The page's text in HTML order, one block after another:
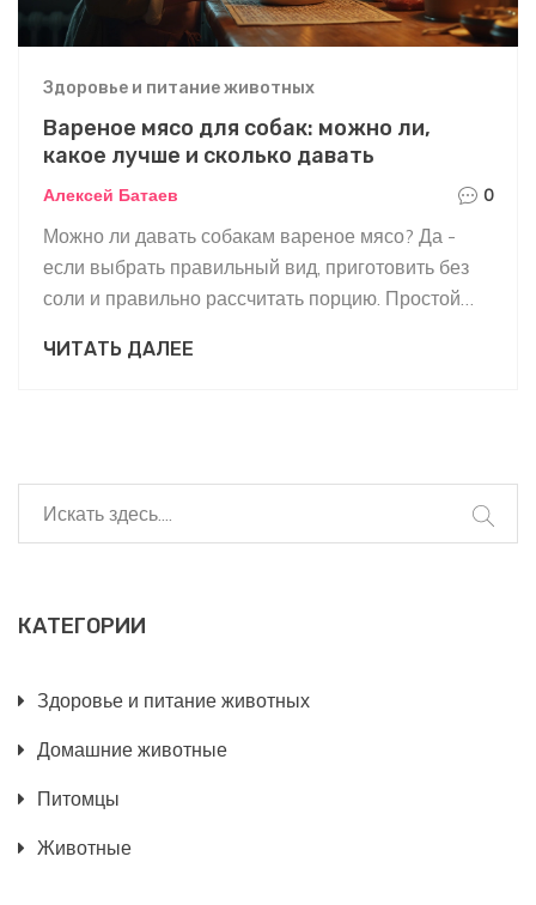
Здоровье и питание животных
Вареное мясо для собак: можно ли,
какое лучше и сколько давать
Алексей Батаев 0
Можно ли давать собакам вареное мясо? Да -
если выбрать правильный вид, приготовить без
соли и правильно рассчитать порцию. Простой
ЧИТАТЬ ДАЛЕЕ
КАТЕГОРИИ
Здоровье и питание животных
Домашние животные
Питомцы
Животные